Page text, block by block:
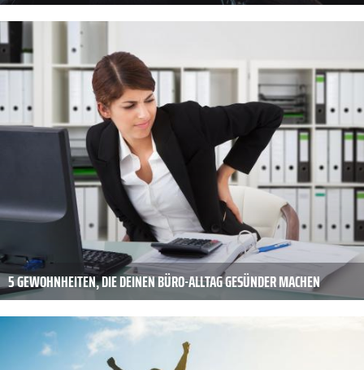
5 GEWOHNHEITEN, DIE DEINEN BÜRO-ALLTAG GESÜNDER MACHEN